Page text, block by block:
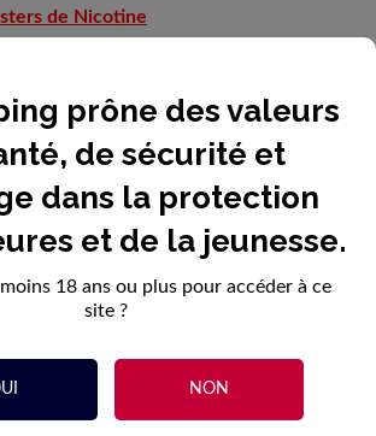
prône des valeurs
de sécurité et
dans la protection
et de la jeunesse.
18 ans ou plus pour accéder à ce
site ?
NON
de Nicotine